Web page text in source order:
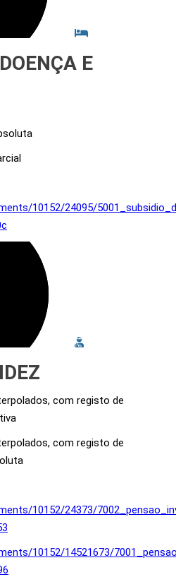
E
10152/24095/
com registo de
com registo de
10152/24373/
10152/14521673/